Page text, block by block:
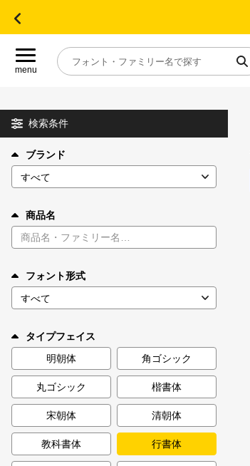
menu
目的別フォントガイド
特集
年間ライセンス商品
キャンペーン一覧
カート 0
マイページ
検索条件
ブランド
商品名
フォント形式
タイプフェイス
明朝体
角ゴシック
丸ゴシック 楷書体
宋朝体 清朝体
教科書体 行書体